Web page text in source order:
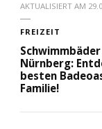
AKTUALISIERT AM
FREIZEIT
Nürnberg:
besten
Familie!